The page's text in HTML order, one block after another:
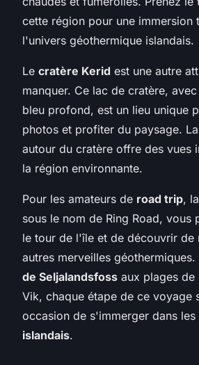
cette région pour une immersion
l'univers géothermique islandais.
Le cratère Kerid est une autre
manquer. Ce lac de cratère, avec
bleu profond, est un lieu unique
photos et profiter du paysage.
autour du cratère offre des vues
la région environnante.
Pour les amateurs de road trip, la
sous le nom de Ring Road, vous
le tour de l'île et de découvrir de
autres merveilles géothermiques.
de Seljalandsfoss aux plages de
Vik, chaque étape de ce voyage
occasion de s'immerger dans les
islandais.